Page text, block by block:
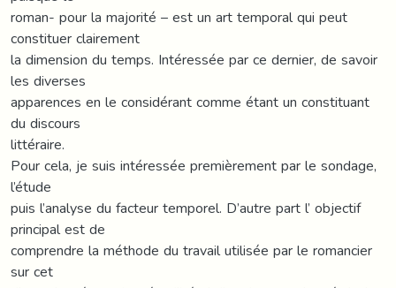
roman- pour la majorité – est un art temporal qui peut
constituer clairement
la dimension du temps. Intéressée par ce dernier, de savoir
les diverses
apparences en le considérant comme étant un constituant
du discours
littéraire.
Pour cela, je suis intéressée premièrement par le sondage,
l’étude
puis l’analyse du facteur temporel. D’autre part l’ objectif
principal est de
comprendre la méthode du travail utilisée par le romancier
sur cet